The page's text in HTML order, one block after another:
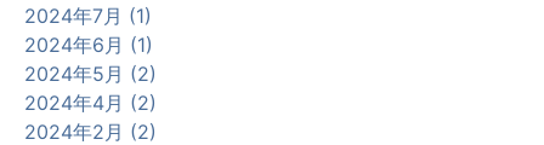
2024年7月 (1)
2024年6月 (1)
2024年5月 (2)
2024年4月 (2)
2024年2月 (2)